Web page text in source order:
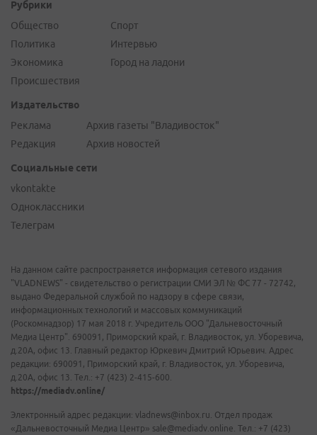
Рубрики
Общество
Политика
Экономика
Происшествия
Спорт
Интервью
Город на ладони
Издательство
Реклама
Редакция
Архив газеты "Владивосток"
Архив новостей
Социальные сети
vkontakte
Одноклассники
Телеграм
На данном сайте распространяется информация сетевого издания
"VLADNEWS" - свидетельство о регистрации СМИ ЭЛ № ФС 77 - 72742,
выдано Федеральной службой по надзору в сфере связи,
информационных технологий и массовых коммуникаций
(Роскомнадзор) 17 мая 2018 г. Учредитель ООО "Дальневосточный
Медиа Центр". 690091, Приморский край, г. Владивосток, ул. Уборевича,
д.20А, офис 13. Главный редактор Юркевич Дмитрий Юрьевич. Адрес
редакции: 690091, Приморский край, г. Владивосток, ул. Уборевича,
д.20А, офис 13. Тел.: +7 (423) 2-415-600.
https://mediadv.online/
Электронный адрес редакции: vladnews@inbox.ru. Отдел продаж
«Дальневосточный Медиа Центр» sale@mediadv.online. Тел.: +7 (423)